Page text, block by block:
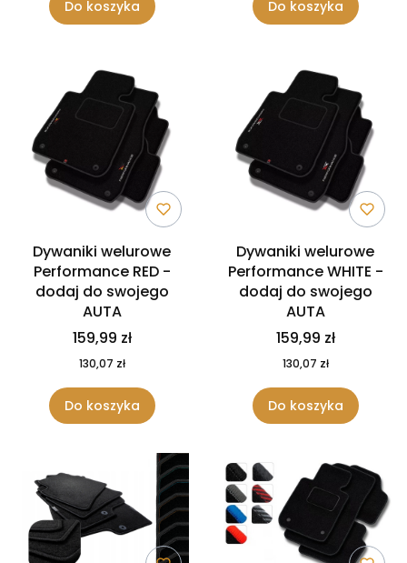
Do koszyka Do koszyka
Dywaniki welurowe
Performance RED -
dodaj do swojego
AUTA
159,99 zł
130,07 zł
Do koszyka
Dywaniki welurowe
Performance WHITE -
dodaj do swojego
AUTA
159,99 zł
130,07 zł
Do koszyka